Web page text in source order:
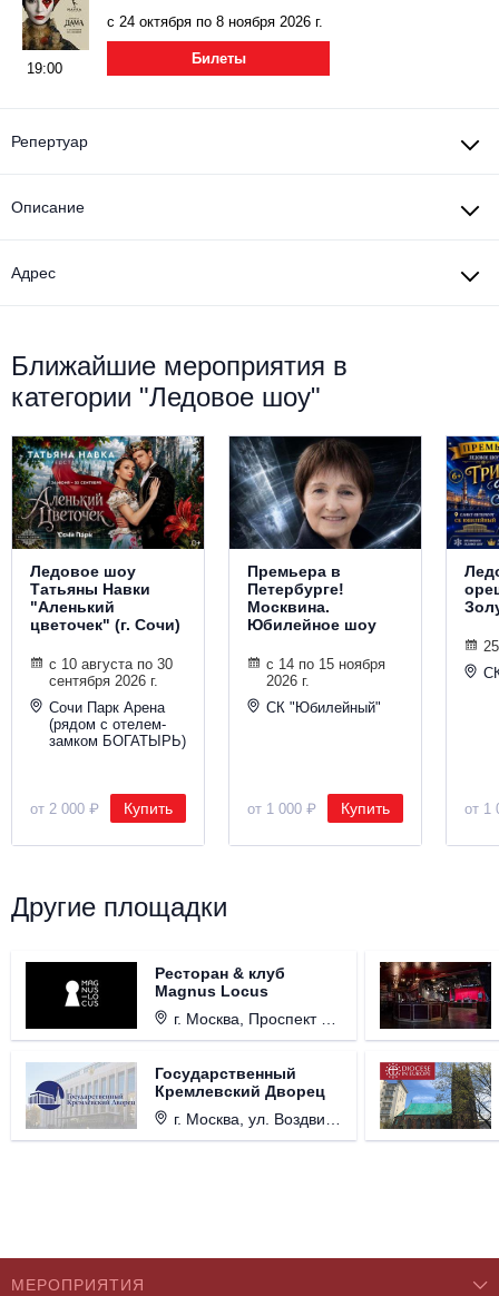
19:00
с 24 октября по 8 ноября 2026 г.
Билеты
Репертуар
Описание
Адрес
Ближайшие мероприятия в
категории "Ледовое шоу"
Ледовое шоу
Татьяны Навки
"Аленький
цветочек" (г. Сочи)
с 10 августа по 30
сентября 2026 г.
Сочи Парк Арена
(рядом с отелем-
замком БОГАТЫРЬ)
от 2 000 ₽ Купить
Премьера в
Петербурге!
Москвина.
Юбилейное шоу
с 14 по 15 ноября
2026 г.
СК "Юбилейный"
от 1 000 ₽ Купить от 1
Другие площадки
Ресторан & клуб
Magnus Locus
г. Москва, Проспект Мира, д. 12, стр. 9.
Государственный
Кремлевский Дворец
г. Москва, ул. Воздвиженка, д. 1, Кремль.
МЕРОПРИЯТИЯ